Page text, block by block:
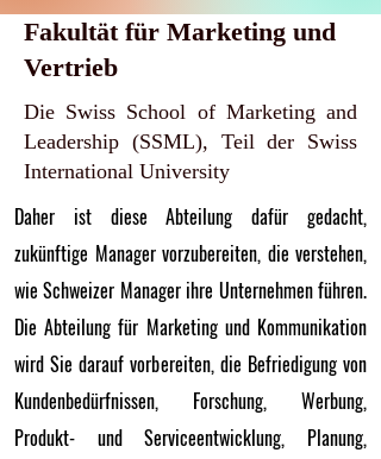
Fakultät für Marketing und
Vertrieb
Die Swiss School of Marketing and
Leadership (SSML), Teil der Swiss
International University
Daher ist diese Abteilung dafür gedacht,
zukünftige Manager vorzubereiten, die verstehen,
wie Schweizer Manager ihre Unternehmen führen.
Die Abteilung für Marketing und Kommunikation
wird Sie darauf vorbereiten, die Befriedigung von
Kundenbedürfnissen, Forschung, Werbung,
Produkt- und Serviceentwicklung, Planung,